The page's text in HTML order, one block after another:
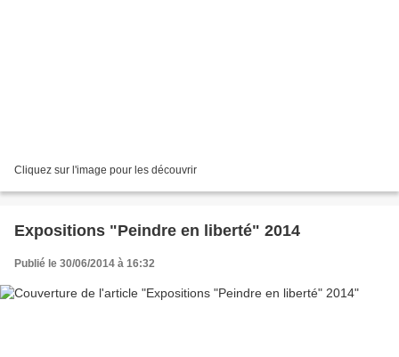
Cliquez sur l'image pour les découvrir
Expositions "Peindre en liberté" 2014
Publié le 30/06/2014 à 16:32